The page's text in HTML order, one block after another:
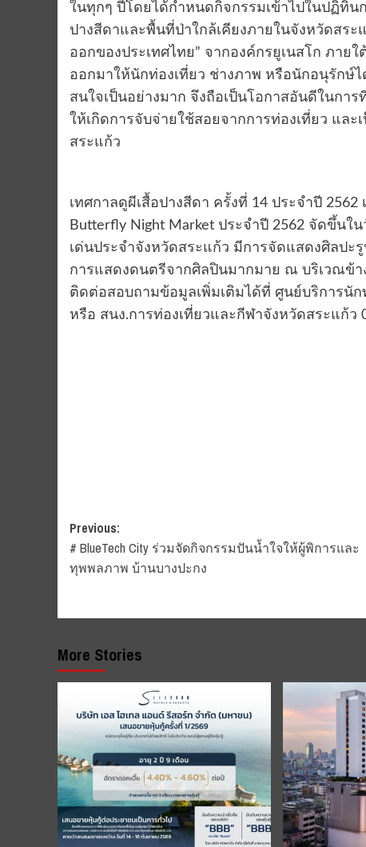
ในทุกๆ ปีโดยได้กำหนดกิจกรรมเข้าไปในปฏิทิ
ปางสีดาและพื้นที่ป่าใกล้เคียงภายในจังหวัดสร
ออกของประเทศไทย” จากองค์กรยูเนสโก ภาย
ออกมาให้นักท่องเที่ยว ช่างภาพ หรือนักอนุรักษ์
สนใจเป็นอย่างมาก จึงถือเป็นโอกาสอันดีในกา
ให้เกิดการจับจ่ายใช้สอยจากการท่องเที่ยว แล
สระแก้ว
เทศกาลดูผีเสื้อปางสีดา ครั้งที่ 14 ประจำปี
Butterfly Night Market ประจำปี 2562 จัดขึ้น
เด่นประจำจังหวัดสระแก้ว มีการจัดแสดงศิลปะ
การแสดงดนตรีจากศิลปินมากมาย ณ บริเวณข้
ติดต่อสอบถามข้อมูลเพิ่มเติมได้ที่ ศูนย์บริการนัก
หรือ สนง.การท่องเที่ยวและกีฬาจังหวัดสระแก้ว
Post
navigation
Previous:
#​ BlueTech​ City ร่วมจัดกิจกรรมปันน้ำใจให้ผู้พิการและ
ทุพพลภาพ บ้านบางปะกง
More Stories